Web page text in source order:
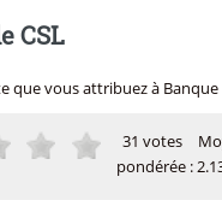
CSL
que vous attribuez à Banque
31 votes
pondérée :